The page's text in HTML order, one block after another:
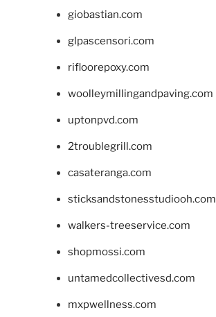
giobastian.com
glpascensori.com
rifloorepoxy.com
woolleymillingandpaving.com
uptonpvd.com
2troublegrill.com
casateranga.com
sticksandstonesstudiooh.com
walkers-treeservice.com
shopmossi.com
untamedcollectivesd.com
mxpwellness.com